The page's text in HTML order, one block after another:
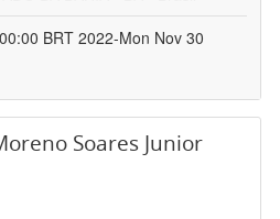
BRT 2022-Mon Nov 30
Soares Junior